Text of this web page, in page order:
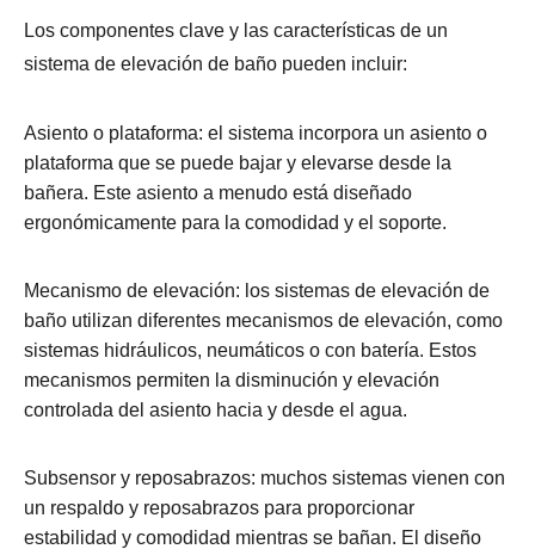
Los componentes clave y las características de un
sistema de elevación de baño pueden incluir:
Asiento o plataforma: el sistema incorpora un asiento o
plataforma que se puede bajar y elevarse desde la
bañera. Este asiento a menudo está diseñado
ergonómicamente para la comodidad y el soporte.
Mecanismo de elevación: los sistemas de elevación de
baño utilizan diferentes mecanismos de elevación, como
sistemas hidráulicos, neumáticos o con batería. Estos
mecanismos permiten la disminución y elevación
controlada del asiento hacia y desde el agua.
Subsensor y reposabrazos: muchos sistemas vienen con
un respaldo y reposabrazos para proporcionar
estabilidad y comodidad mientras se bañan. El diseño